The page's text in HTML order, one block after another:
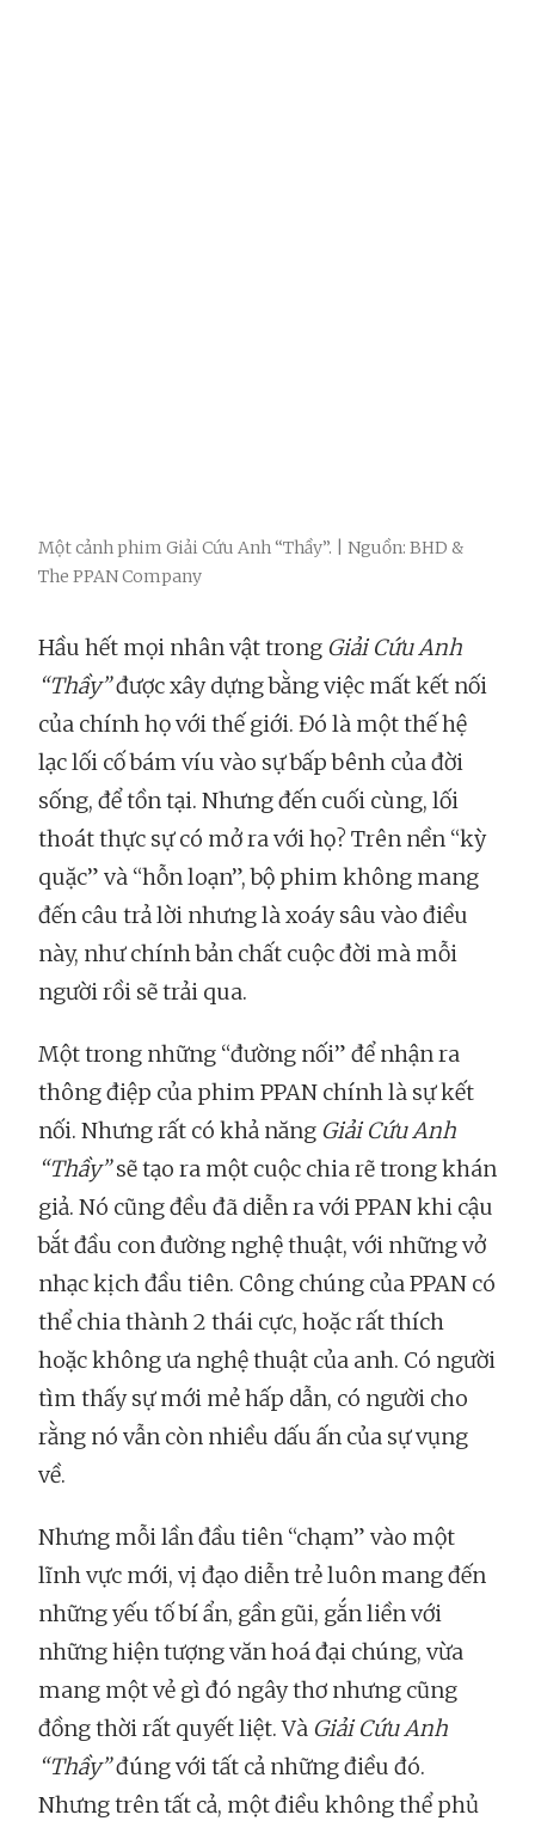
Một cảnh phim Giải Cứu Anh “Thầy”. | Nguồn: BHD &
The PPAN Company
Hầu hết mọi nhân vật trong Giải Cứu Anh
“Thầy”được xây dựng bằng việc mất kết nối
của chính họ với thế giới. Đó là một thế hệ
lạc lối cố bám víu vào sự bấp bênh của đời
sống, để tồn tại. Nhưng đến cuối cùng, lối
thoát thực sự có mở ra với họ? Trên nền “kỳ
quặc” và “hỗn loạn”, bộ phim không mang
đến câu trả lời nhưng là xoáy sâu vào điều
này, như chính bản chất cuộc đời mà mỗi
người rồi sẽ trải qua.
Một trong những “đường nối” để nhận ra
thông điệp của phim PPAN chính là sự kết
nối. Nhưng rất có khả năng Giải Cứu Anh
“Thầy”sẽ tạo ra một cuộc chia rẽ trong khán
giả. Nó cũng đều đã diễn ra với PPAN khi cậu
bắt đầu con đường nghệ thuật, với những vở
nhạc kịch đầu tiên. Công chúng của PPAN có
thể chia thành 2 thái cực, hoặc rất thích
hoặc không ưa nghệ thuật của anh. Có người
tìm thấy sự mới mẻ hấp dẫn, có người cho
rằng nó vẫn còn nhiều dấu ấn của sự vụng
về.
Nhưng mỗi lần đầu tiên “chạm” vào một
lĩnh vực mới, vị đạo diễn trẻ luôn mang đến
những yếu tố bí ẩn, gần gũi, gắn liền với
những hiện tượng văn hoá đại chúng, vừa
mang một vẻ gì đó ngây thơ nhưng cũng
đồng thời rất quyết liệt. Và Giải Cứu Anh
“Thầy”đúng với tất cả những điều đó.
Nhưng trên tất cả, một điều không thể phủ